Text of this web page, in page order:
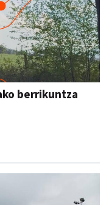
berrikuntza